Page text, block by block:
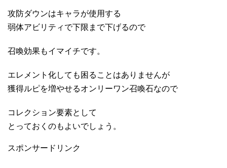
攻防ダウンはキャラが使用する
弱体アビリティで下限まで下げるので
召喚効果もイマイチです。
エレメント化しても困ることはありませんが
獲得ルピを増やせるオンリーワン召喚石なので
コレクション要素として
とっておくのもよいでしょう。
スポンサードリンク